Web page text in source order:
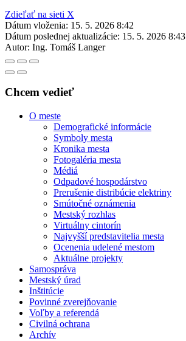
Zdieľať na sieti X
Dátum vloženia: 15. 5. 2026 8:42
Dátum poslednej aktualizácie: 15. 5. 2026 8:43
Autor: Ing. Tomáš Langer
Chcem vedieť
O meste
Demografické informácie
Symboly mesta
Kronika mesta
Fotogaléria mesta
Médiá
Odpadové hospodárstvo
Prerušenie distribúcie elektriny
Smútočné oznámenia
Mestský rozhlas
Virtuálny cintorín
Najvyšší predstavitelia mesta
Ocenenia udelené mestom
Aktuálne projekty
Samospráva
Mestský úrad
Inštitúcie
Povinné zverejňovanie
Voľby a referendá
Civilná ochrana
Archív